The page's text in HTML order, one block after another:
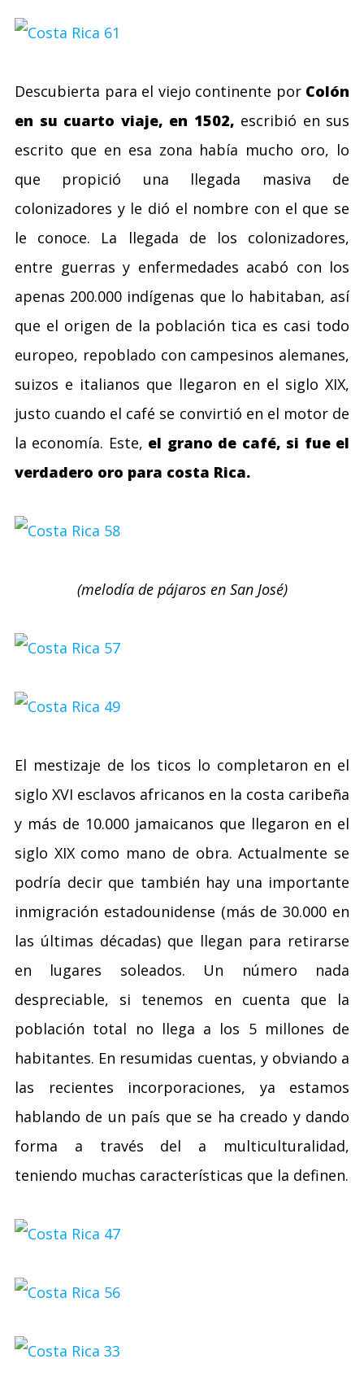
Descubierta para el viejo continente por Colón
en su cuarto viaje, en 1502, escribió en sus
escrito que en esa zona había mucho oro, lo
que propició una llegada masiva de
colonizadores y le dió el nombre con el que se
le conoce. La llegada de los colonizadores,
entre guerras y enfermedades acabó con los
apenas 200.000 indígenas que lo habitaban, así
que el origen de la población tica es casi todo
europeo, repoblado con campesinos alemanes,
suizos e italianos que llegaron en el siglo XIX,
justo cuando el café se convirtió en el motor de
la economía. Este, el grano de café, si fue el
verdadero oro para costa Rica.
(melodía de pájaros en San José)
El mestizaje de los ticos lo completaron en el
siglo XVI esclavos africanos en la costa caribeña
y más de 10.000 jamaicanos que llegaron en el
siglo XIX como mano de obra. Actualmente se
podría decir que también hay una importante
inmigración estadounidense (más de 30.000 en
las últimas décadas) que llegan para retirarse
en lugares soleados. Un número nada
despreciable, si tenemos en cuenta que la
población total no llega a los 5 millones de
habitantes. En resumidas cuentas, y obviando a
las recientes incorporaciones, ya estamos
hablando de un país que se ha creado y dando
forma a través del a multiculturalidad,
teniendo muchas características que la definen.